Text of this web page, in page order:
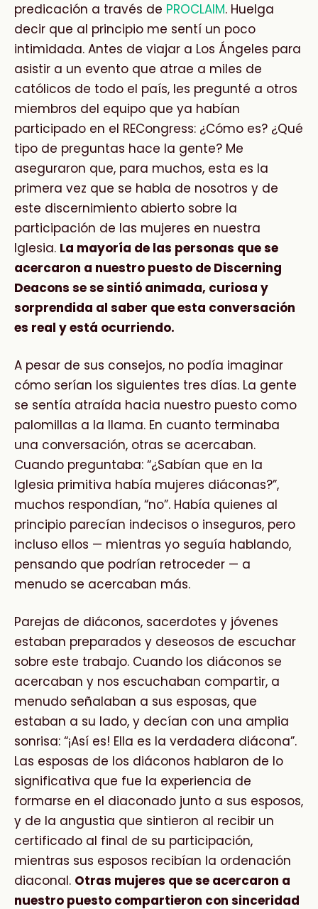
predicación a través de PROCLAIM. Huelga
decir que al principio me sentí un poco
intimidada. Antes de viajar a Los Ángeles para
asistir a un evento que atrae a miles de
católicos de todo el país, les pregunté a otros
miembros del equipo que ya habían
participado en el RECongress: ¿Cómo es? ¿Qué
tipo de preguntas hace la gente? Me
aseguraron que, para muchos, esta es la
primera vez que se habla de nosotros y de
este discernimiento abierto sobre la
participación de las mujeres en nuestra
Iglesia. La mayoría de las personas que se
acercaron a nuestro puesto de Discerning
Deacons se se sintió animada, curiosa y
sorprendida al saber que esta conversación
es real y está ocurriendo.
A pesar de sus consejos, no podía imaginar
cómo serían los siguientes tres días. La gente
se sentía atraída hacia nuestro puesto como
palomillas a la llama. En cuanto terminaba
una conversación, otras se acercaban.
Cuando preguntaba: “¿Sabían que en la
Iglesia primitiva había mujeres diáconas?”,
muchos respondían, “no”. Había quienes al
principio parecían indecisos o inseguros, pero
incluso ellos — mientras yo seguía hablando,
pensando que podrían retroceder — a
menudo se acercaban más.
Parejas de diáconos, sacerdotes y jóvenes
estaban preparados y deseosos de escuchar
sobre este trabajo. Cuando los diáconos se
acercaban y nos escuchaban compartir, a
menudo señalaban a sus esposas, que
estaban a su lado, y decían con una amplia
sonrisa: “¡Así es! Ella es la verdadera diácona”.
Las esposas de los diáconos hablaron de lo
significativa que fue la experiencia de
formarse en el diaconado junto a sus esposos,
y de la angustia que sintieron al recibir un
certificado al final de su participación,
mientras sus esposos recibían la ordenación
diaconal. Otras mujeres que se acercaron a
nuestro puesto compartieron con sinceridad